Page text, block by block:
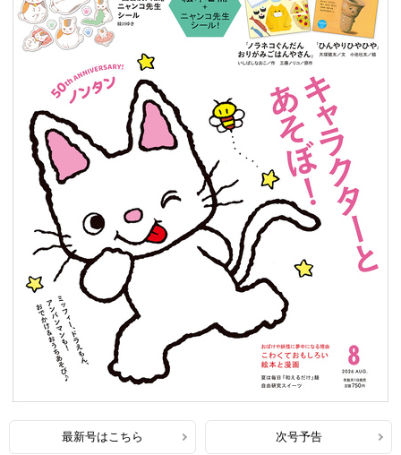
最新号はこちら 次号予告